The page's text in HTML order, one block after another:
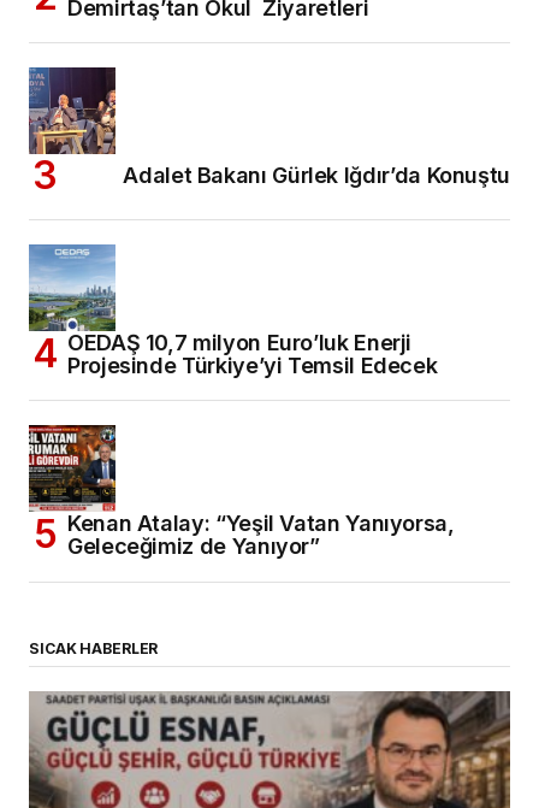
Demirtaş’tan Okul Ziyaretleri
Adalet Bakanı Gürlek Iğdır’da Konuştu
OEDAŞ 10,7 milyon Euro’luk Enerji
Projesinde Türkiye’yi Temsil Edecek
Kenan Atalay: “Yeşil Vatan Yanıyorsa,
Geleceğimiz de Yanıyor”
SICAK HABERLER